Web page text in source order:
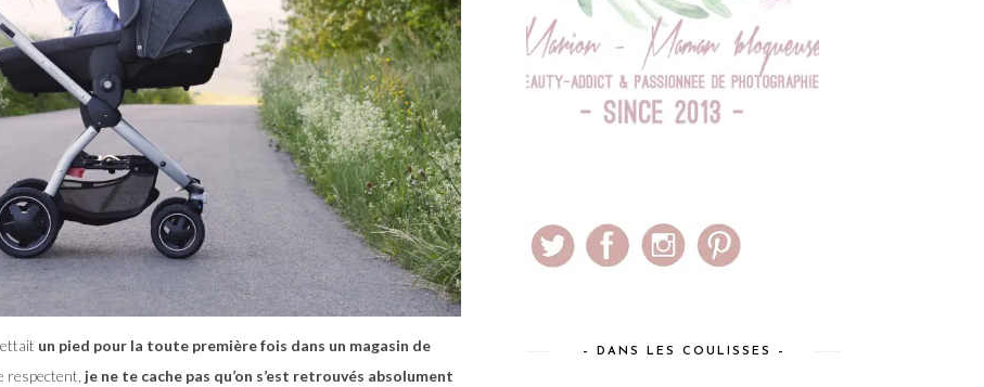
un pied pour la toute première fois dans un magasin de
respectent, je ne te cache pas qu’on s’est retrouvés absolument
– DANS LES COULISSES –